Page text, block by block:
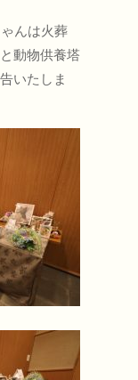
んは火葬
動物供養塔
いたしま